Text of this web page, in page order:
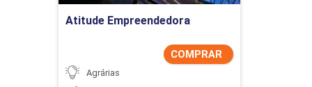
Aplicações práticas no controle
Atitude Empreendedora
COMPRAR
Agrárias